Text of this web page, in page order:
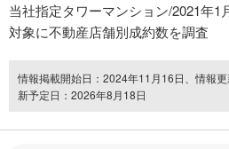
当社指定タワーマンション/2021年1
対象に不動産店舗別成約数を調査
情報掲載開始日：2024年11月16日、情報
新予定日：2026年8月18日